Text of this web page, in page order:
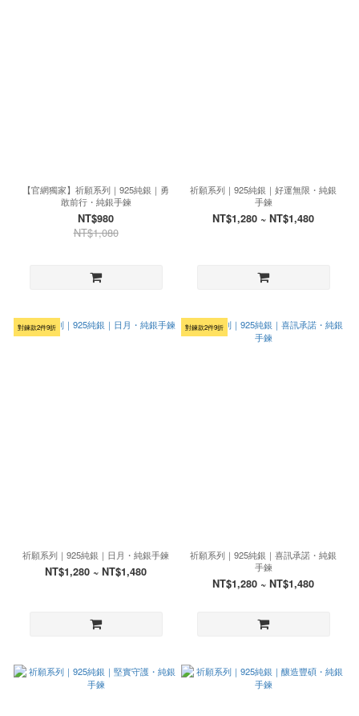
【官網獨家】祈願系列｜925純銀｜勇
敢前行・純銀手鍊
NT$980
NT$1,080
祈願系列｜925純銀｜好運無限・純銀
手鍊
NT$1,280 ~ NT$1,480
對鍊款2件9折
祈願系列｜925純銀｜日月・純銀手鍊
NT$1,280 ~ NT$1,480
對鍊款2件9折
祈願系列｜925純銀｜喜訊承諾・純銀
手鍊
NT$1,280 ~ NT$1,480